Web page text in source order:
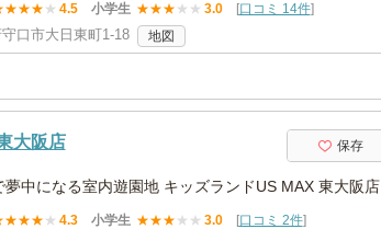
★★★ ★ 4.5 小学生 ★★★ ★ ★ 3.0 [口コミ 14件]
口市大日東町1-18 地図
大阪店 保存
夢中になる室内遊園地 キッズランドUS MAX 東大阪店
★★★ ★ 4.3 小学生 ★★★ ★ ★ 3.0 [口コミ 2件]